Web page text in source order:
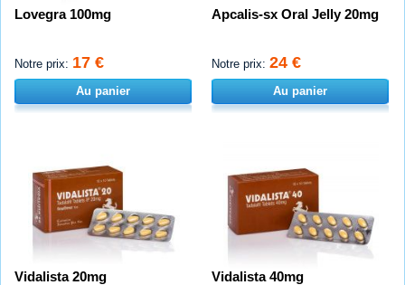
Lovegra 100mg
Notre prix: 17 €
Au panier
Apcalis-sx Oral Jelly 20mg
Notre prix: 24 €
Au panier
Vidalista 20mg Vidalista 40mg